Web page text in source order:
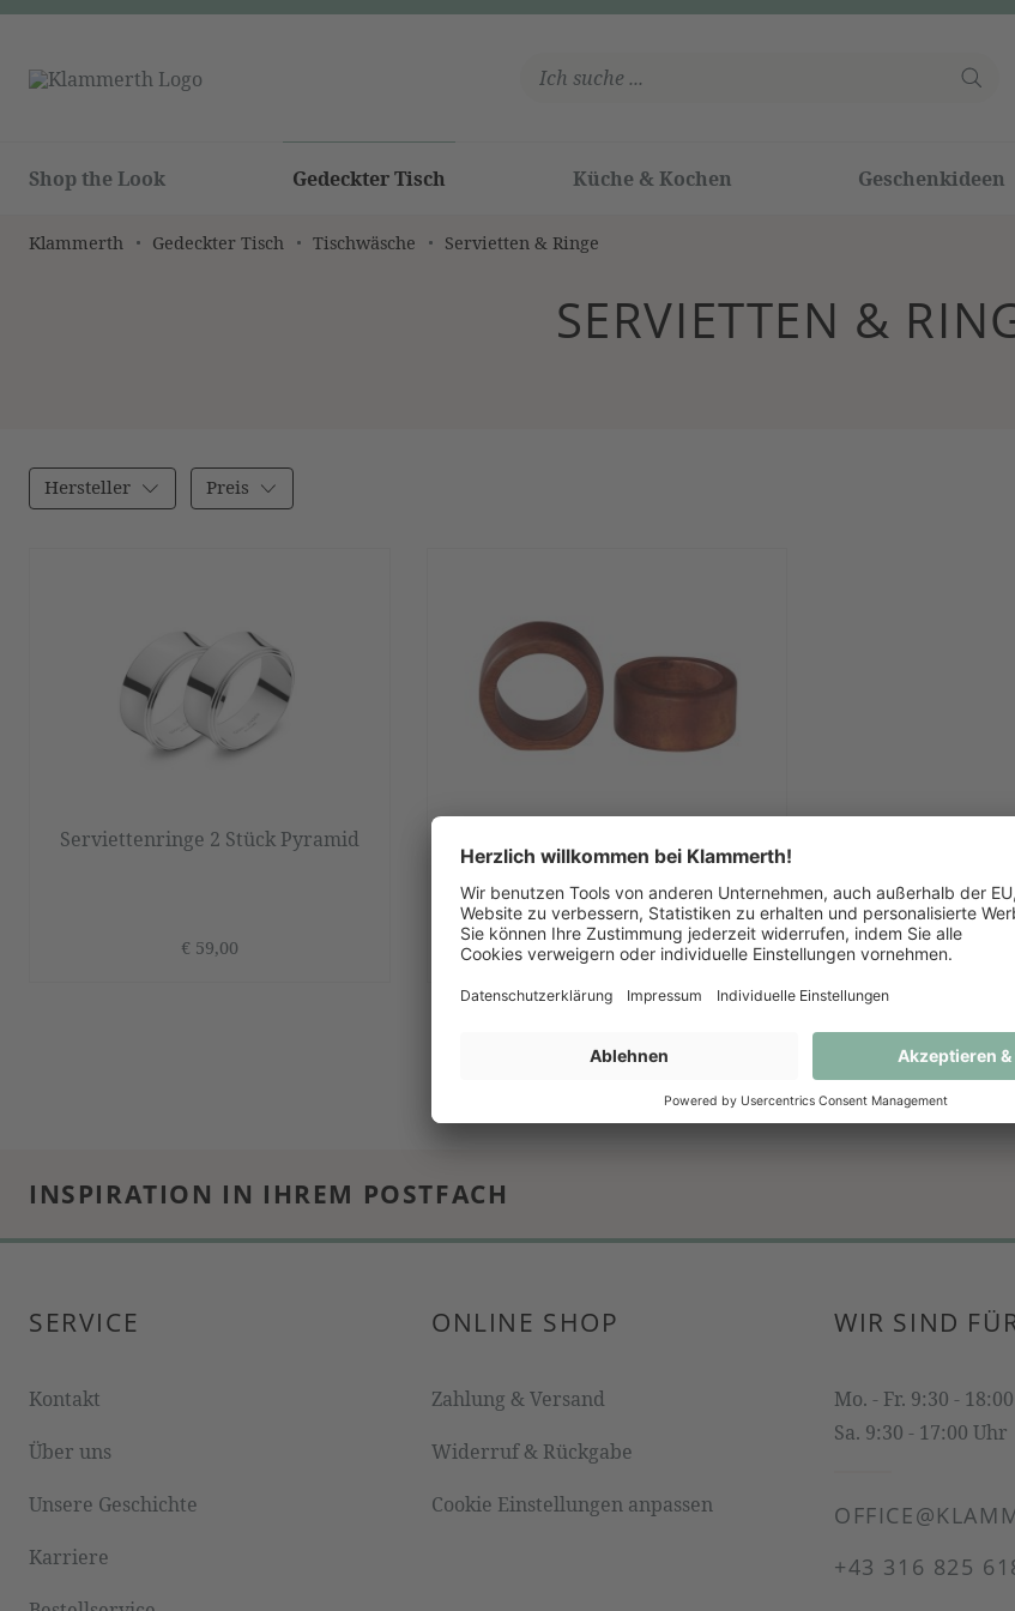
Shop the Look Gedeckter Tisch Küche & Kochen Geschenkideen
Klammerth Gedeckter Tisch Tischwäsche Servietten & Ringe
SERVIETTEN &
Hersteller Preis
Serviettenringe 2 Stück Pyramid
€ 59,00
Akazie
€ 15,90
INSPIRATION IN IHREM POSTFACH
SERVICE
Kontakt
Über uns
Unsere Geschichte
Karriere
ONLINE SHOP
Zahlung & Versand
Widerruf & Rückgabe
Cookie Einstellungen anpassen
WIR SIND
Mo. - Fr. 9:30 -
Sa. 9:30 - 17:00 Uhr
+43 316 825